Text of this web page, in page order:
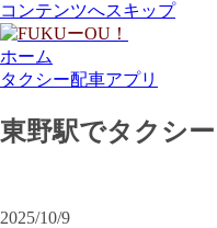
コンテンツへスキップ
ホーム
タクシー配車アプリ
東野駅でタクシ
2025/10/9